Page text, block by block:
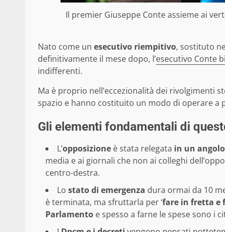
Il premier Giuseppe Conte assieme ai
Nato come un esecutivo riempitivo, sostituto
definitivamente il mese dopo, l’esecutivo Conte
indifferenti.
Ma è proprio nell’eccezionalità dei rivolgimenti
spazio e hanno costituito un modo di operare a
Gli elementi fondamentali di
L’opposizione è stata relegata in un angolo
media e ai giornali che non ai colleghi
centro-destra.
Lo stato di emergenza dura ormai da 10
è terminata, ma sfruttarla per ‘fare in fretta e
Parlamento e spesso a farne le spese sono i